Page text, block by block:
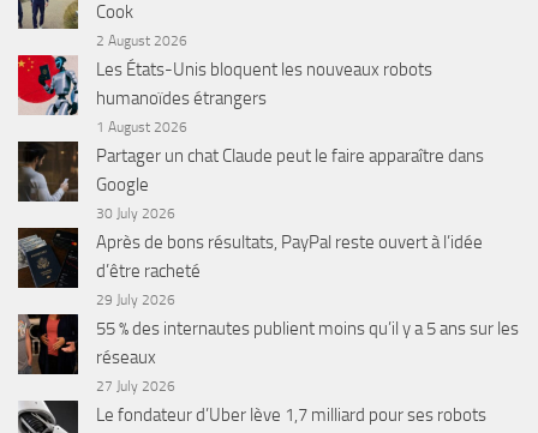
Cook
2 August 2026
Les États-Unis bloquent les nouveaux robots
humanoïdes étrangers
1 August 2026
Partager un chat Claude peut le faire apparaître dans
Google
30 July 2026
Après de bons résultats, PayPal reste ouvert à l’idée
d’être racheté
29 July 2026
55 % des internautes publient moins qu’il y a 5 ans sur les
réseaux
27 July 2026
Le fondateur d’Uber lève 1,7 milliard pour ses robots